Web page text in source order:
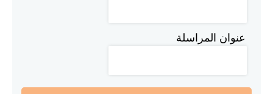
عنوان المراسلة